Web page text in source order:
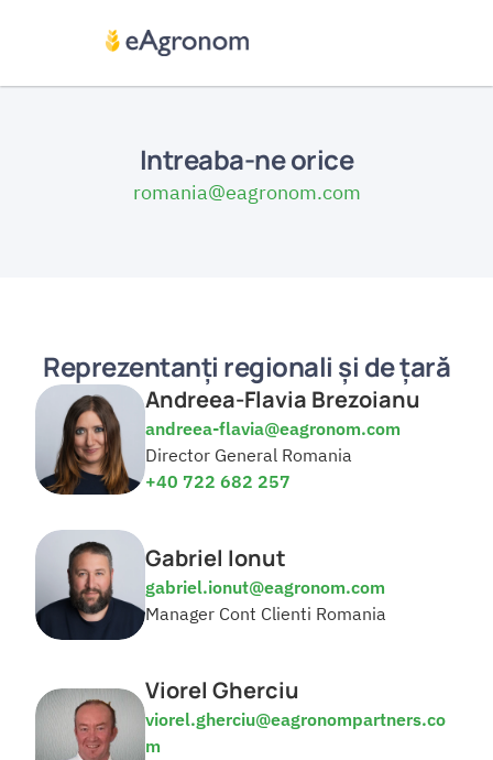
Intreaba-ne orice
romania@eagronom.com
Reprezentanți regionali și de țară
Andreea-Flavia Brezoianu
andreea-flavia@eagronom.com
Director General Romania
+40 722 682 257
Gabriel Ionut
gabriel.ionut@eagronom.com
Manager Cont Clienti Romania
Viorel Gherciu
viorel.gherciu@eagronompartners.co
m